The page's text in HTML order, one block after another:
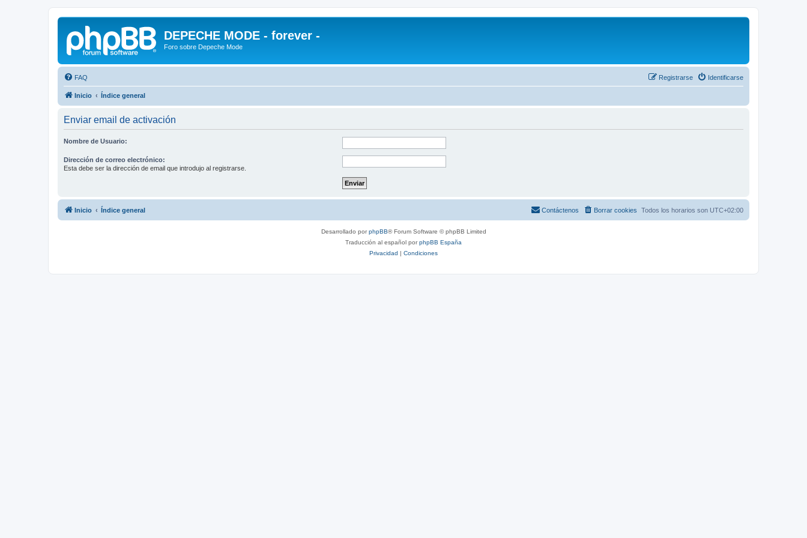
DEPECHE MODE - forever -
Foro sobre Depeche Mode
FAQ Identificarse
Registrarse
Inicio Índice general
Enviar email de activación
Nombre de Usuario:
Dirección de correo electrónico:
Esta debe ser la dirección de email que introdujo al registrarse.
Inicio Índice general Todos los horarios son UTC+02:00
Borrar cookies
Contáctenos
Desarrollado porphpBB® Forum Software © phpBB Limited
Traducción al español porphpBB España
Privacidad | Condiciones